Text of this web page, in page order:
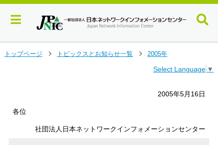
トップページ
トピックスとお知らせ一覧
2005年
Select Language ▼
2005年5月16日
各位
社団法人日本ネットワークインフォメーションセンター